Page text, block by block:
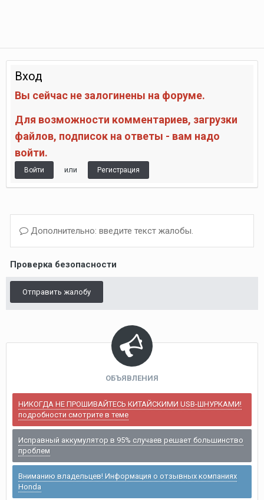
Вход
Вы сейчас не залогинены на форуме.
Для возможности комментариев, загрузки
файлов, подписок на ответы - вам надо
войти.
Войти или Регистрация
Дополнительно: введите текст жалобы.
Проверка безопасности
Отправить жалобу
ОБЪЯВЛЕНИЯ
НИКОГДА НЕ ПРОШИВАЙТЕСЬ КИТАЙСКИМИ USB-ШНУРКАМИ!
подробности смотрите в теме
Исправный аккумулятор в 95% случаев решает большинство
проблем
Вниманию владельцев! Информация о отзывных компаниях
Honda